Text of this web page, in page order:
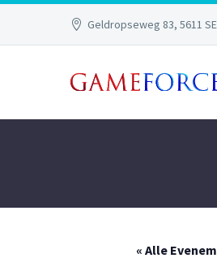
Geldropseweg 83, 5611
« Alle